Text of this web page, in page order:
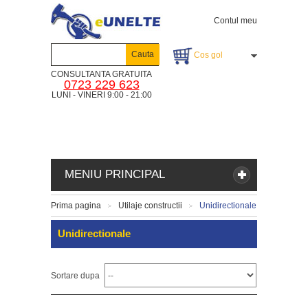
Contul meu
Cos gol
MENIU PRINCIPAL
CONSULTANTA GRATUITA
0723 229 623
LUNI - VINERI 9:00 - 21:00
Cauta
Prima pagina Utilaje constructii Unidirectionale
Unidirectionale
Sortare dupa